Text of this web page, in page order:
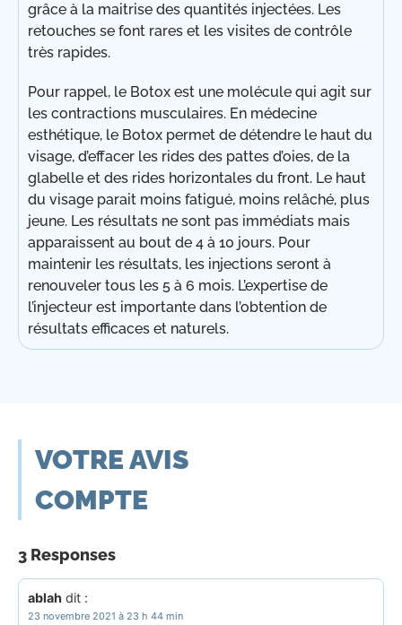
grâce à la maitrise des quantités injectées. Les
retouches se font rares et les visites de contrôle
très rapides.
Pour rappel, le Botox est une molécule qui agit sur
les contractions musculaires. En médecine
esthétique, le Botox permet de détendre le haut du
visage, d’effacer les rides des pattes d’oies, de la
glabelle et des rides horizontales du front. Le haut
du visage parait moins fatigué, moins relâché, plus
jeune. Les résultats ne sont pas immédiats mais
apparaissent au bout de 4 à 10 jours. Pour
maintenir les résultats, les injections seront à
renouveler tous les 5 à 6 mois. L’expertise de
l’injecteur est importante dans l’obtention de
résultats efficaces et naturels.
VOTRE AVIS
COMPTE
3 Responses
ablah dit :
23 novembre 2021 à 23 h 44 min